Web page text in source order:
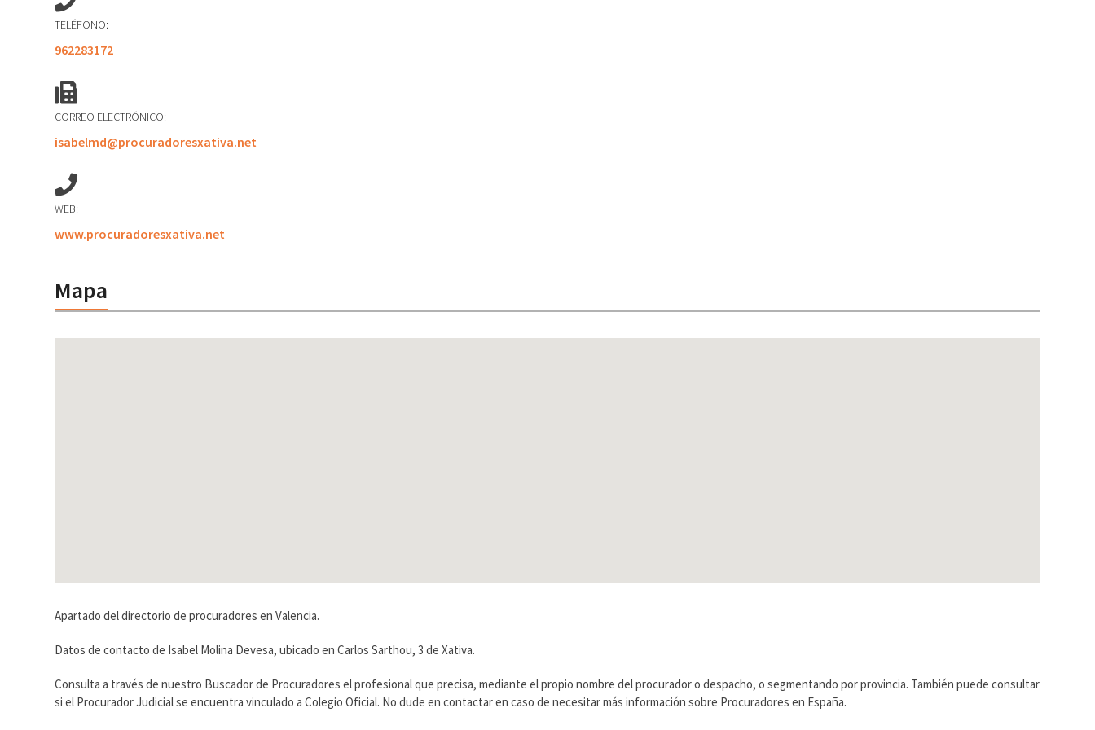
TELÉFONO:
962283172
CORREO ELECTRÓNICO:
isabelmd@procuradoresxativa.net
WEB:
www.procuradoresxativa.net
Mapa
Apartado del directorio de procuradores en Valencia.
Datos de contacto de Isabel Molina Devesa, ubicado en Carlos Sarthou, 3 de Xativa.
Consulta a través de nuestro Buscador de Procuradores el profesional que precisa, mediante el propio nombre del procurador o despacho, o segmentando por provincia. También puede consultar
si el Procurador Judicial se encuentra vinculado a Colegio Oficial. No dude en contactar en caso de necesitar más información sobre Procuradores en España.